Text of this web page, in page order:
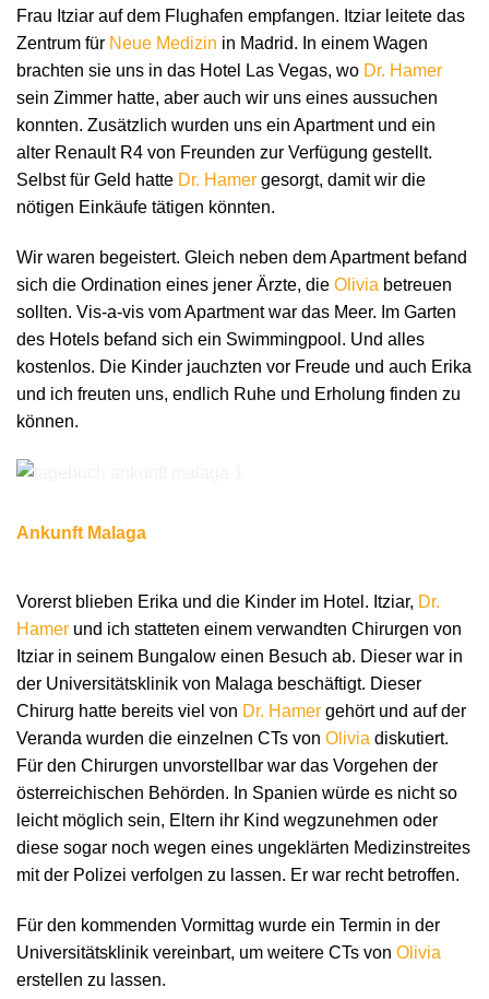
Frau Itziar auf dem Flughafen empfangen. Itziar leitete das
Zentrum für Neue Medizin in Madrid. In einem Wagen
brachten sie uns in das Hotel Las Vegas, wo Dr. Hamer
sein Zimmer hatte, aber auch wir uns eines aussuchen
konnten. Zusätzlich wurden uns ein Apartment und ein
alter Renault R4 von Freunden zur Verfügung gestellt.
Selbst für Geld hatte Dr. Hamer gesorgt, damit wir die
nötigen Einkäufe tätigen könnten.
Wir waren begeistert. Gleich neben dem Apartment befand
sich die Ordination eines jener Ärzte, die Olivia betreuen
sollten. Vis-a-vis vom Apartment war das Meer. Im Garten
des Hotels befand sich ein Swimmingpool. Und alles
kostenlos. Die Kinder jauchzten vor Freude und auch Erika
und ich freuten uns, endlich Ruhe und Erholung finden zu
können.
Ankunft Malaga
Vorerst blieben Erika und die Kinder im Hotel. Itziar, Dr.
Hamer und ich statteten einem verwandten Chirurgen von
Itziar in seinem Bungalow einen Besuch ab. Dieser war in
der Universitätsklinik von Malaga beschäftigt. Dieser
Chirurg hatte bereits viel von Dr. Hamer gehört und auf der
Veranda wurden die einzelnen CTs von Olivia diskutiert.
Für den Chirurgen unvorstellbar war das Vorgehen der
österreichischen Behörden. In Spanien würde es nicht so
leicht möglich sein, Eltern ihr Kind wegzunehmen oder
diese sogar noch wegen eines ungeklärten Medizinstreites
mit der Polizei verfolgen zu lassen. Er war recht betroffen.
Für den kommenden Vormittag wurde ein Termin in der
Universitätsklinik vereinbart, um weitere CTs von Olivia
erstellen zu lassen.